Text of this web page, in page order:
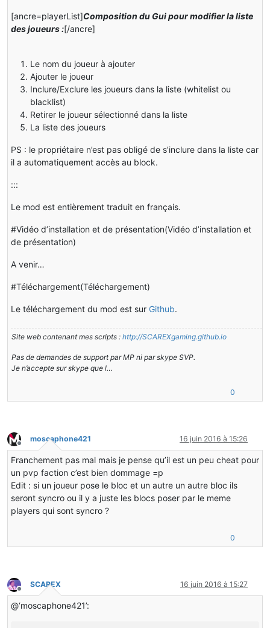
[ancre=playerList]Composition du Gui pour modifier la liste
des joueurs :[/ancre]
Le nom du joueur à ajouter
Ajouter le joueur
Inclure/Exclure les joueurs dans la liste (whitelist ou
blacklist)
Retirer le joueur sélectionné dans la liste
La liste des joueurs
PS : le propriétaire n’est pas obligé de s’inclure dans la liste car
il a automatiquement accès au block.
:::
Le mod est entièrement traduit en français.
#Vidéo d’installation et de présentation(Vidéo d’installation et
de présentation)
A venir…
#Téléchargement(Téléchargement)
Le téléchargement du mod est sur Github.
Site web contenant mes scripts : http://SCAREXgaming.github.io
Pas de demandes de support par MP ni par skype SVP.
Je n’accepte sur skype que l…
0
Hors-ligne
moscaphone421 16 juin 2016 à 15:26
Franchement pas mal mais je pense qu’il est un peu cheat pour
un pvp faction c’est bien dommage =p
Edit : si un joueur pose le bloc et un autre un autre bloc ils
seront syncro ou il y a juste les blocs poser par le meme
players qui sont syncro ?
0
Hors-ligne
SCAREX 16 juin 2016 à 15:27
@‘moscaphone421’: